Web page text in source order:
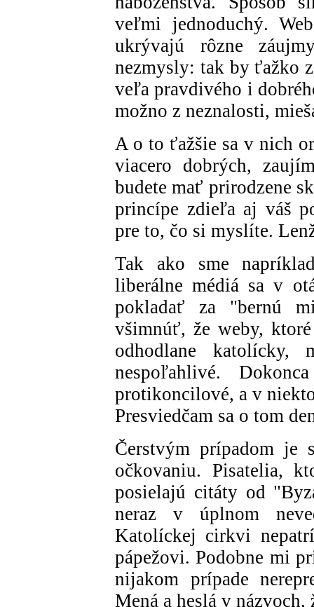
veľmi jednoduchý.
ukrývajú rôzne
nezmysly: tak by ťažko
veľa pravdivého i
možno z neznalosti,
A o to ťažšie sa v nich
viacero dobrých,
budete mať prirodzene
princípe zdieľa aj váš
pre to, čo si myslíte.
Tak ako sme
liberálne médiá sa v
pokladať za "bernú
všimnúť, že weby,
odhodlane
nespoľahlivé.
protikoncilové, a v
Presviedčam sa o tom
Čerstvým prípadom je
očkovaniu. Pisatelia,
posielajú citáty od
neraz v úplnom
Katolíckej cirkvi
pápežovi. Podobne mi
nijakom prípade
Mená a heslá v